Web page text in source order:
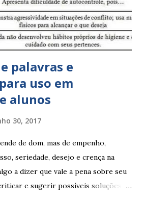
palavras e
uso em
alunos
30, 2017
de dom, mas de empenho,
seriedade, desejo e crença na
a dizer que vale a pena sobre seu
e sugerir possíveis soluções.